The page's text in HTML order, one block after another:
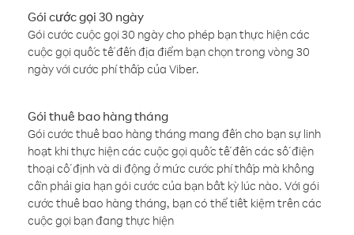
Gói cước gọi 30 ngày
Gói cước cuộc gọi 30 ngày cho phép bạn thực hiện các
cuộc gọi quốc tế đến địa điểm bạn chọn trong vòng 30
ngày với cước phí thấp của Viber.
Gói thuê bao hàng tháng
Gói cước thuê bao hàng tháng mang đến cho bạn sự linh
hoạt khi thực hiện các cuộc gọi quốc tế đến các số điện
thoại cố định và di động ở mức cước phí thấp mà không
cần phải gia hạn gói cước của bạn bất kỳ lúc nào. Với gói
cước thuê bao hàng tháng, bạn có thể tiết kiệm trên các
cuộc gọi bạn đang thực hiện